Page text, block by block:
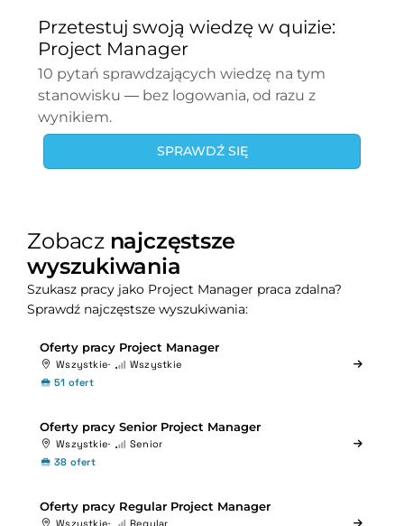
Przetestuj swoją wiedzę w quizie:
Project Manager
10 pytań sprawdzających wiedzę na tym
stanowisku — bez logowania, od razu z
wynikiem.
SPRAWDŹ SIĘ
Zobacz najczęstsze
wyszukiwania
Szukasz pracy jako Project Manager praca zdalna?
Sprawdź najczęstsze wyszukiwania:
Oferty pracy Project Manager
Wszystkie
Wszystkie
51 ofert
Oferty pracy Senior Project Manager
Wszystkie
Senior
38 ofert
Oferty pracy Regular Project Manager
Wszystkie
Regular